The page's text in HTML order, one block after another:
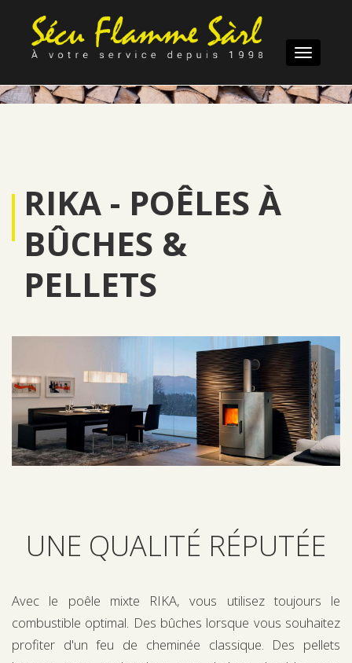
Toggle
RIKA - POÊLES À
BÛCHES &
PELLETS
UNE QUALITÉ RÉPUTÉE
Avec le poêle mixte RIKA, vous utilisez toujours le
combustible optimal. Des bûches lorsque vous souhaitez
profiter d'un feu de cheminée classique. Des pellets